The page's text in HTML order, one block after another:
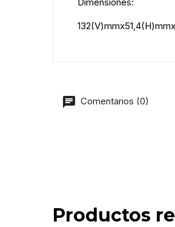
Comentarios (0)
Productos